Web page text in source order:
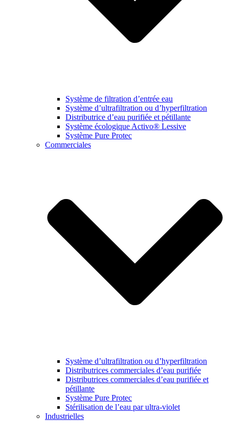
Système de filtration d’entrée eau
Système d’ultrafiltration ou d’hyperfiltration
Distributrice d’eau purifiée et pétillante
Système écologique Activo® Lessive
Système Pure Protec
Commerciales
Système d’ultrafiltration ou d’hyperfiltration
Distributrices commerciales d’eau purifiée
Distributrices commerciales d’eau purifiée et
pétillante
Système Pure Protec
Stérilisation de l’eau par ultra-violet
Industrielles